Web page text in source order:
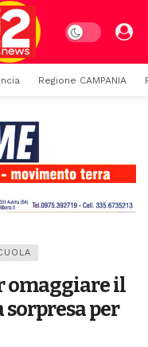
Dark mode
Regione CAMPANIA
omaggiare il
sorpresa per